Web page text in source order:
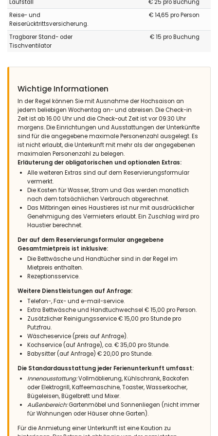
- 9,1
Familien mit älteren Kindern - August 2021 - Frankreich :
(Originaltext)
One of the best houses we ever rented. Amazing view, great
deserved shadow during the afternoon. The house is fully
With years some minor aspects could be fixed but nothing
which did not make us appreciate our stay !
(Übersetzt von Google)
Eines der besten Häuser, die wir je gemietet haben. Tolle
Aussicht, toller und großer Pool, für den wir den wohlverdienten
Schatten am Nachmittag sehr geschätzt haben. Das Haus ist
entsprechend der Beschreibung komplett ausgestattet und sehr
komfortabel. Mit den Jahren konnten einige kleinere Aspekte
behoben werden, aber nichts, was uns nicht dazu gebracht hat,
unseren Aufenthalt zu schätzen!
- 6,7
Familien mit kleinen Kindern - September 2019 - Schweiz :
- 9,7
Familien mit kleinen Kindern - Juni 2019 - Deutschland :
Agentur Top (Deutschsprachig) und jeder Zeit Hilfsbereit. Der
Pool ist groß genug. Die Betten waren Komfortabel. Sauberkeit
Top. Haben einen sehr schönen Urlaub verbracht, kommen
gerne wieder!
- 6,4
Top Agentur!!!
- 7,6
Laufstall
€ 25 pro Buchung
Reise- und
Reiserücktrittsversicherung.
€ 14,65 pro Person
Tragbarer Stand- oder
Tischventilator
€ 15 pro Buchung
Wichtige Informationen
In der Regel können Sie mit Ausnahme der Hochsaison an
jedem beliebigen Wochentag an- und abreisen. Die Check-in
Zeit ist ab 16.00 Uhr und die Check-out Zeit ist vor 09.30 Uhr
morgens. Die Einrichtungen und Ausstattungen der Unterkünfte
sind für die angegebene maximale Personenzahl ausgelegt. Es
ist nicht erlaubt, die Unterkunft mit mehr als der angegebenen
maximalen Personenzahl zu belegen.
Erläuterung der obligatorischen und optionalen Extras:
Alle weiteren Extras sind auf dem Reservierungsformular
vermerkt.
Die Kosten für Wasser, Strom und Gas werden monatlich
nach dem tatsächlichen Verbrauch abgerechnet.
Das Mitbringen eines Haustieres ist nur mit ausdrücklicher
Genehmigung des Vermieters erlaubt. Ein Zuschlag wird pro
Haustier berechnet.
Der auf dem Reservierungsformular angegebene
Gesamtmietpreis ist inklusive:
Die Bettwäsche und Handtücher sind in der Regel im
Mietpreis enthalten.
Rezeptionsservice.
Weitere Dienstleistungen auf Anfrage:
Telefon-, Fax- und e-mail-service.
Extra Bettwäsche und Handtuchwechsel € 15,00 pro Person.
Zusätzlicher Reinigungsservice € 15,00 pro Stunde pro
Putzfrau.
Wäscheservice (preis auf Anfrage).
Kochservice (auf Anfrage), ca. € 35,00 pro Stunde.
Babysitter (auf Anfrage) € 20,00 pro Stunde.
Die Standardausstattung jeder Ferienunterkunft umfasst:
Innenausstattung:Vollmöblierung, Kühlschrank, Backofen
oder Elektrogrill, Kaffeemaschine, Toaster, Wasserkocher,
Bügeleisen, Bügelbrett und Mixer.
Außenbereich:Gartenmöbel und Sonnenliegen (nicht immer
für Wohnungen oder Häuser ohne Garten).
Für die Anmietung einer Unterkunft ist eine Kaution zu